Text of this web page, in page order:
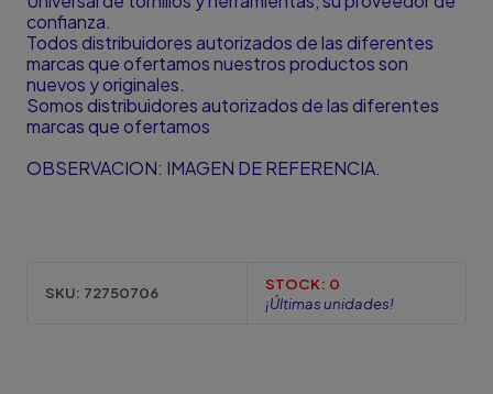
confianza.
Todos distribuidores autorizados de las diferentes
marcas que ofertamos nuestros productos son
nuevos y originales.
Somos distribuidores autorizados de las diferentes
marcas que ofertamos
OBSERVACION: IMAGEN DE REFERENCIA.
SKU: 72750706 STOCK: 0
¡Últimas unidades!